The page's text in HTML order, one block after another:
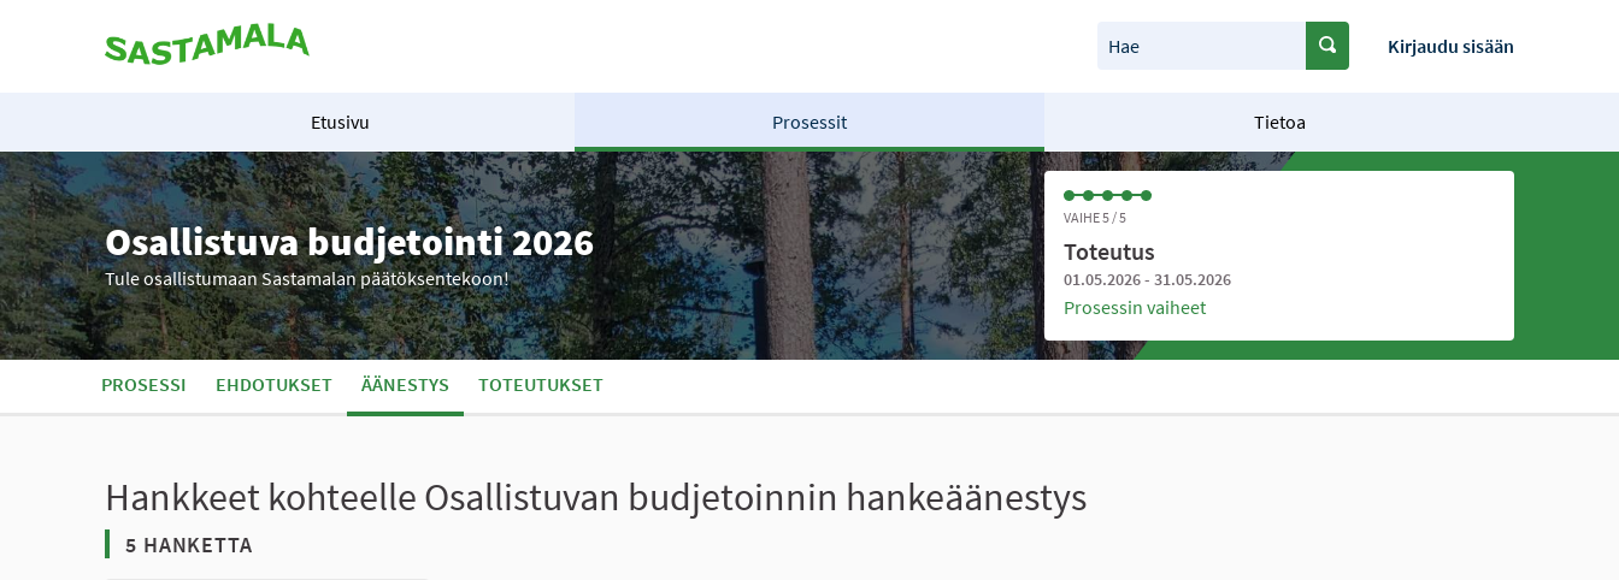
Hae Kirjaudu sisään
Etusivu Prosessit Tietoa
Osallistuva budjetointi 2026
Tule osallistumaan Sastamalan päätöksentekoon!
VAIHE 5 / 5
Toteutus
01.05.2026 - 31.05.2026
Prosessin vaiheet
PROSESSI EHDOTUKSET ÄÄNESTYS TOTEUTUKSET
Hankkeet kohteelle Osallistuvan budjetoinnin hankeäänestys
5 HANKETTA